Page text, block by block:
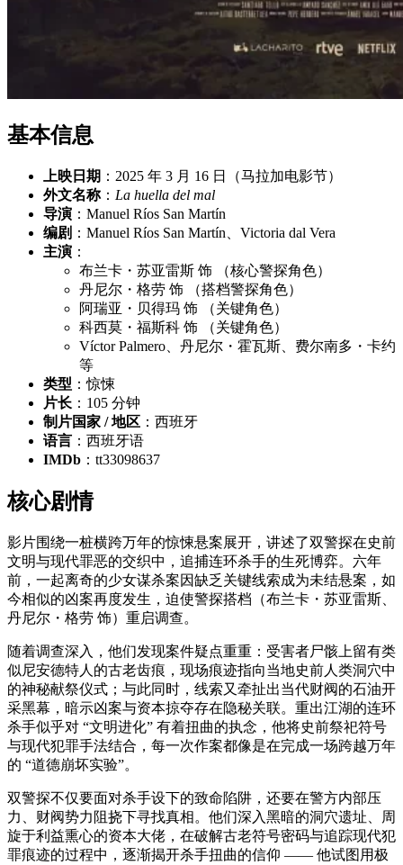
基本信息
上映日期 ：2025 年 3 月 16 日（马拉加电影节）
外文名称： La huella del mal
导演 ：Manuel Ríos San Martín
编剧 ：Manuel Ríos San Martín、Victoria dal Vera
主演 ：
布兰卡・苏亚雷斯 饰 （核心警探角色）
丹尼尔・格劳 饰 （搭档警探角色）
阿瑞亚・贝得玛 饰 （关键角色）
科西莫・福斯科 饰 （关键角色）
Víctor Palmero、丹尼尔・霍瓦斯、费尔南多・卡约
等
类型 ：惊悚
片长 ：105 分钟
制片国家 / 地区 ：西班牙
语言 ：西班牙语
IMDb ：tt33098637
核心剧情
影片围绕一桩横跨万年的惊悚悬案展开，讲述了双警探在史前
文明与现代罪恶的交织中，追捕连环杀手的生死博弈。六年
前，一起离奇的少女谋杀案因缺乏关键线索成为未结悬案，如
今相似的凶案再度发生，迫使警探搭档（布兰卡・苏亚雷斯、
丹尼尔・格劳 饰）重启调查。
随着调查深入，他们发现案件疑点重重：受害者尸骸上留有类
似尼安德特人的古老齿痕，现场痕迹指向当地史前人类洞穴中
的神秘献祭仪式；与此同时，线索又牵扯出当代财阀的石油开
采黑幕，暗示凶案与资本掠夺存在隐秘关联。重出江湖的连环
杀手似乎对 “文明进化” 有着扭曲的执念，他将史前祭祀符号
与现代犯罪手法结合，每一次作案都像是在完成一场跨越万年
的 “道德崩坏实验”。
双警探不仅要面对杀手设下的致命陷阱，还要在警方内部压
力、财阀势力阻挠下寻找真相。他们深入黑暗的洞穴遗址、周
旋于利益熏心的资本大佬，在破解古老符号密码与追踪现代犯
罪痕迹的过程中，逐渐揭开杀手扭曲的信仰 —— 他试图用极